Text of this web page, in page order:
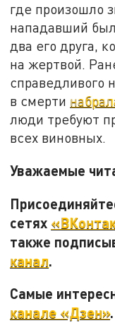
где произошло
нападавший
два его друга,
на жертвой.
справедливого
в смерти
люди требуют
всех виновных.
Уважаемые
сетях
также
канал.
Самые
канале «Дзен».